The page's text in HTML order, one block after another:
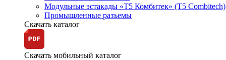
Модульные эстакады «Т5 Комбитек» (T5 Combitech)
Промышленные разъемы
Скачать каталог
Скачать мобильный каталог